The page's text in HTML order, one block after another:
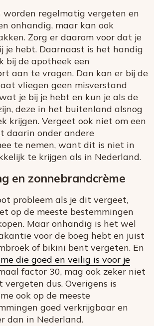
worden regelmatig vergeten en
onhandig, maar kan ook
Zorg er daarom voor dat je
je hebt. Daarnaast is het handig
bij de apotheek een
aan te vragen. Dan kan er bij de
vliegen geen misverstand
je bij je hebt en kun je als de
deze in het buitenland alsnog
krijgen. Vergeet ook niet om een
daarin onder andere
te nemen, want dit is niet in
te krijgen als in Nederland.
en zonnebrandcrème
probleem als je dit vergeet,
op de meeste bestemmingen
Maar onhandig is het wel
voor de boeg hebt en juist
of bikini bent vergeten. En
die goed en veilig is voor je
factor 30, mag ook zeker niet
vergeten dus. Overigens is
ook op de meeste
goed verkrijgbaar en
dan in Nederland.